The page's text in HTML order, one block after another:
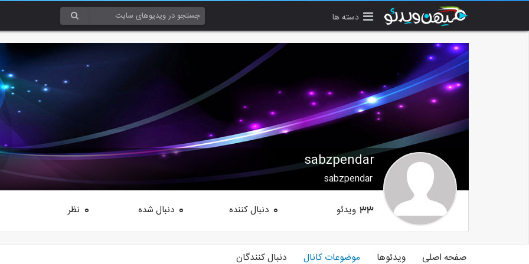
دسته ها
sabzpendar
sabzpendar
33 ویدئو 0 دنبال کننده 0 دنبال شده 0 نظر
صفحه اصلی ویدئوها موضوعات کانال دنبال کنندگان